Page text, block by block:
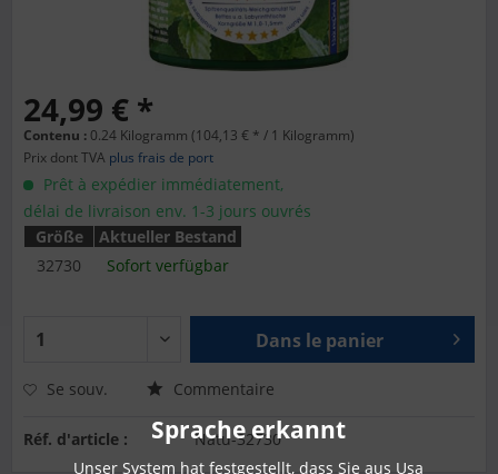
24,99 € *
Contenu : 0.24 Kilogramm (104,13 € * / 1 Kilogramm)
Prix dont TVA plus frais de port
Prêt à expédier immédiatement,
délai de livraison env. 1-3 jours ouvrés
Größe
Aktueller Bestand
32730
Sofort verfügbar
Dans le panier
Se souv. Commentaire
Réf. d'article : Natu-32730
Sprache erkannt
Unser System hat festgestellt, dass Sie aus Usa